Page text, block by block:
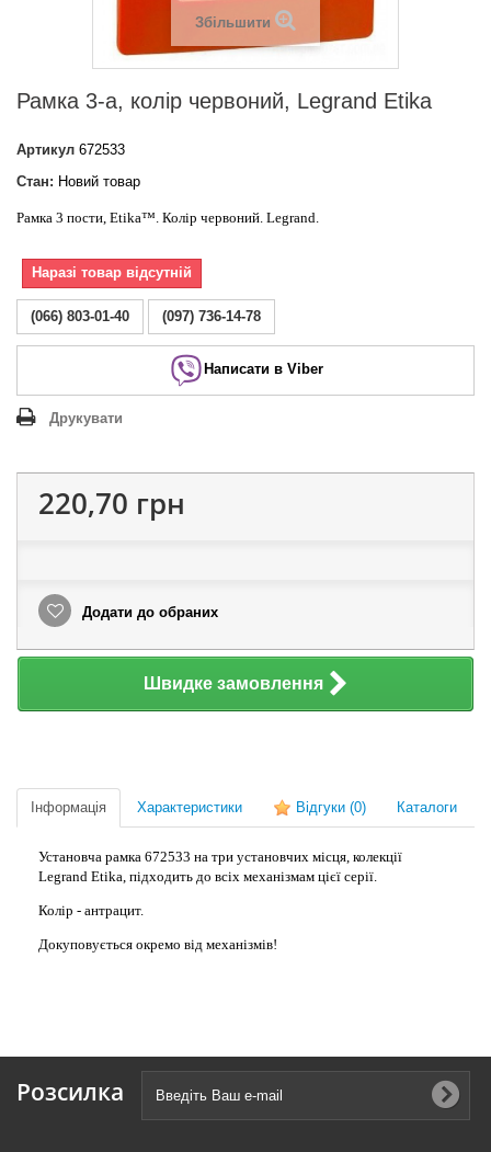
Збільшити
Рамка 3-а, колір червоний, Legrand Etika
Артикул 672533
Стан: Новий товар
Рамка 3 пости, Etika™. Колір червоний. Legrand.
Наразі товар відсутній
(066) 803-01-40 (097) 736-14-78
Написати в Viber
Друкувати
220,70 грн
Додати до обраних
Швидке замовлення
Інформація Характеристики Відгуки (0) Каталоги
Установча рамка 672533 на три установчих місця, колекції
Legrand Etika, підходить до всіх механізмам цієї серії.
Колір - антрацит.
Докуповується окремо від механізмів!
Розсилка